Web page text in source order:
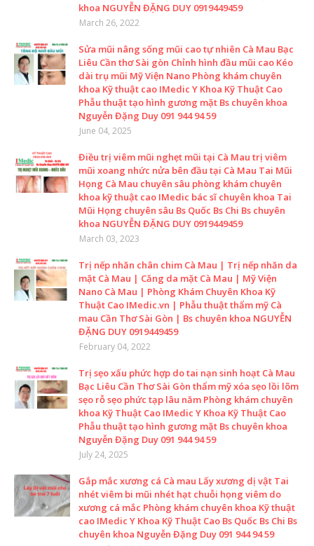
khoa NGUYỄN ĐẶNG DUY 0919449459
March 26, 2022
Sửa mũi nâng sống mũi cao tự nhiên Cà Mau Bạc
Liêu Cần thơ Sài gòn Chỉnh hình đầu mũi cao Kéo
dài trụ mũi Mỹ Viện Nano Phòng khám chuyên
khoa Kỹ thuật cao IMedic Y Khoa Kỹ Thuật Cao
Phẫu thuật tạo hình gương mặt Bs chuyên khoa
Nguyễn Đặng Duy 091 944 94 59
June 04, 2025
Điều trị viêm mũi nghẹt mũi tại Cà Mau trị viêm
mũi xoang nhức nửa bên đầu tại Cà Mau Tai Mũi
Họng Cà Mau chuyên sâu phòng khám chuyên
khoa kỹ thuật cao IMedic bác sĩ chuyên khoa Tai
Mũi Họng chuyên sâu Bs Quốc Bs Chi Bs chuyên
khoa NGUYỄN ĐẶNG DUY 0919449459
March 03, 2023
Trị nếp nhăn chân chim Cà Mau | Trị nếp nhăn da
mặt Cà Mau | Căng da mặt Cà Mau | Mỹ Viện
Nano Cà Mau | Phòng Khám Chuyên Khoa Kỹ
Thuật Cao IMedic.vn | Phẫu thuật thẩm mỹ Cà
mau Cần Thơ Sài Gòn | Bs chuyên khoa NGUYỄN
ĐẶNG DUY 0919449459
February 04, 2022
Trị sẹo xấu phức hợp do tai nạn sinh hoạt Cà Mau
Bạc Liêu Cần Thơ Sài Gòn thẩm mỹ xóa sẹo lồi lõm
sẹo rỗ sẹo phức tạp lâu năm Phòng khám chuyên
khoa Kỹ Thuật Cao IMedic Y Khoa Kỹ Thuật Cao
Phẫu thuật tạo hình gương mặt Bs chuyên khoa
Nguyễn Đặng Duy 091 944 94 59
July 24, 2025
Gắp mắc xương cá Cà mau Lấy xương dị vật Tai
nhét viêm bi mũi nhét hạt chuỗi họng viêm do
xương cá mắc Phòng khám chuyên khoa Kỹ thuật
cao IMedic Y Khoa Kỹ Thuật Cao Bs Quốc Bs Chi Bs
chuyên khoa Nguyễn Đặng Duy 091 944 94 59